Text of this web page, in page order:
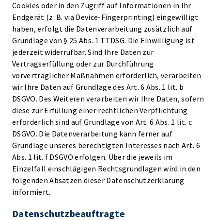
Cookies oder in den Zugriff auf Informationen in Ihr
Endgerät (z. B. via Device-Fingerprinting) eingewilligt
haben, erfolgt die Datenverarbeitung zusätzlich auf
Grundlage von § 25 Abs. 1 TTDSG. Die Einwilligung ist
jederzeit widerrufbar. Sind Ihre Daten zur
Vertragserfüllung oder zur Durchführung
vorvertraglicher Maßnahmen erforderlich, verarbeiten
wir Ihre Daten auf Grundlage des Art. 6 Abs. 1 lit. b
DSGVO. Des Weiteren verarbeiten wir Ihre Daten, sofern
diese zur Erfüllung einer rechtlichen Verpflichtung
erforderlich sind auf Grundlage von Art. 6 Abs. 1 lit. c
DSGVO. Die Datenverarbeitung kann ferner auf
Grundlage unseres berechtigten Interesses nach Art. 6
Abs. 1 lit. f DSGVO erfolgen. Über die jeweils im
Einzelfall einschlägigen Rechtsgrundlagen wird in den
folgenden Absätzen dieser Datenschutzerklärung
informiert.
Datenschutz­beauftragte